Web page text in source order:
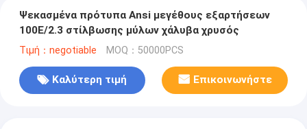
Ψεκασμένα πρότυπα Ansi μεγέθους εξαρτήσεων
100E/2.3 στίλβωσης μύλων χάλυβα χρυσός
Τιμή：negotiable MOQ：50000PCS
Καλύτερη τιμή Επικοινωνήστε